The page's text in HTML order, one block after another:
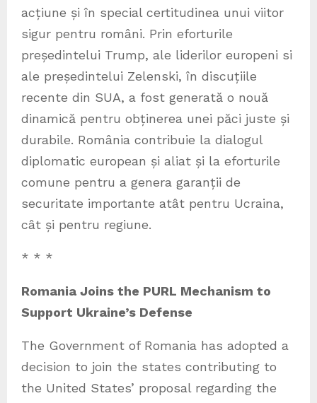
acțiune și în special certitudinea unui viitor
sigur pentru români. Prin eforturile
președintelui Trump, ale liderilor europeni si
ale președintelui Zelenski, în discuțiile
recente din SUA, a fost generată o nouă
dinamică pentru obținerea unei păci juste și
durabile. România contribuie la dialogul
diplomatic european și aliat și la eforturile
comune pentru a genera garanții de
securitate importante atât pentru Ucraina,
cât și pentru regiune.
* * *
Romania Joins the PURL Mechanism to
Support Ukraine’s Defense
The Government of Romania has adopted a
decision to join the states contributing to
the United States’ proposal regarding the